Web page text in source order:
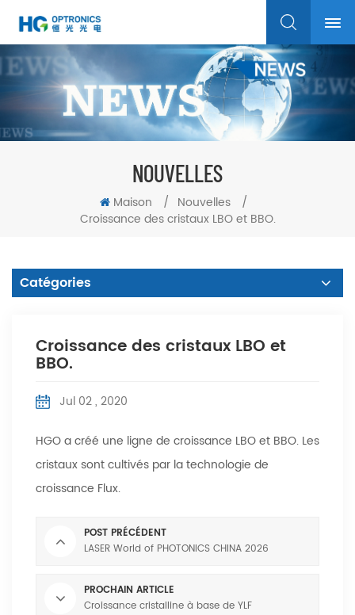
NOUVELLES
Maison / Nouvelles
/
Croissance des cristaux LBO et BBO.
Catégories
Croissance des cristaux LBO et
BBO.
Jul 02 , 2020
HGO a créé une ligne de croissance LBO et BBO. Les
cristaux sont cultivés par la technologie de
croissance Flux.
POST PRÉCÉDENT
LASER World of PHOTONICS CHINA 2026
PROCHAIN ARTICLE
Croissance cristalline à base de YLF